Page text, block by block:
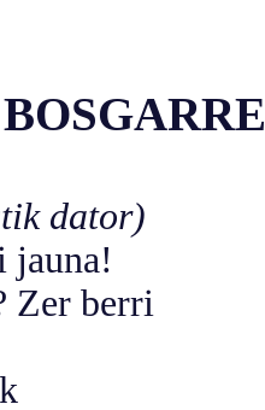
dator)
Zer berri